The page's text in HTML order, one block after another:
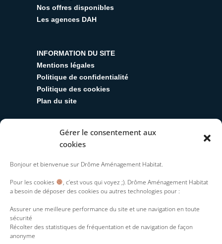
Gérer le consentement aux
cookies
Bonjour et bienvenue sur Drôme Aménagement Habitat.
Pour les cookies
, c’est vous qui voyez ;). Drôme Aménagement Habitat
a besoin de déposer des cookies ou autres technologies pour :
Assurer une meilleure performance du site et une navigation en toute
sécurité
Récolter des statistiques de fréquentation et de navigation de façon
anonyme
Nos offres disponibles
Les agences DAH
INFORMATION DU SITE
Mentions légales
Politique de confidentialité
Politique des cookies
Plan du site
SUIVEZ-NOUS
Y
o
u
t
u
e
T
w
t
t
r
L
i
k
e
i
R
s
s
I
n
s
t
a
r
m